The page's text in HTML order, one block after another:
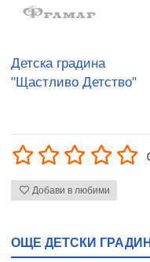
Детска градина
"Щастливо Детство"
Добави в любими
ОЩЕ ДЕТСКИ